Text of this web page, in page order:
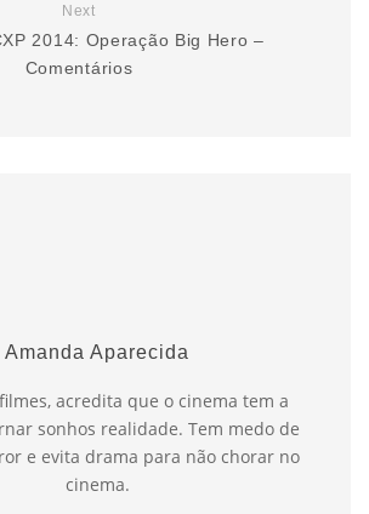
Next
2014: Operação Big Hero –
Comentários
Amanda Aparecida
acredita que o cinema tem a
sonhos realidade. Tem medo de
e evita drama para não chorar no
cinema.